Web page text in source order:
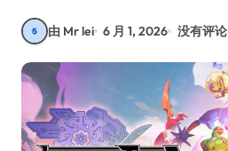
由 Mr lei 6 月 1, 2026 没有评论